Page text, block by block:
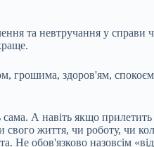
та невтручання у справи
грошима, здоров'ям,
А навіть якщо прилетить
життя, чи роботу, чи
Не обов'язково назовсім